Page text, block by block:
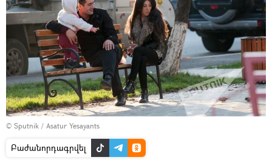
© Sputnik / Asatur Yesayants
Բաժանորդագրվել